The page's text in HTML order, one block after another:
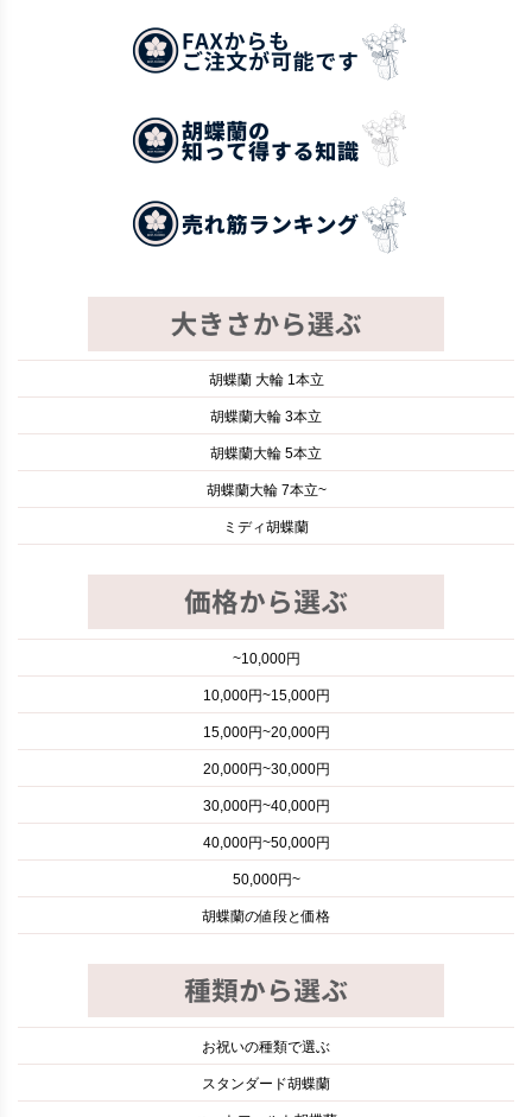
胡蝶蘭 大輪 1本立
胡蝶蘭大輪 3本立
胡蝶蘭大輪 5本立
胡蝶蘭大輪 7本立~
ミディ胡蝶蘭
~10,000円
10,000円~15,000円
15,000円~20,000円
20,000円~30,000円
30,000円~40,000円
40,000円~50,000円
50,000円~
胡蝶蘭の値段と価格
お祝いの種類で選ぶ
スタンダード胡蝶蘭